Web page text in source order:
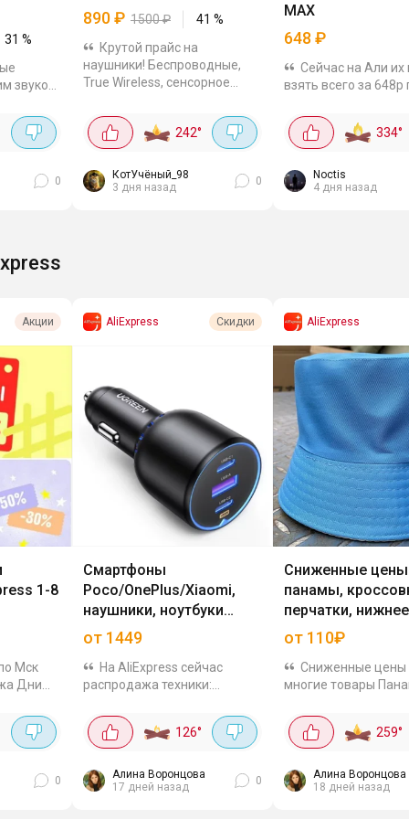
31 %
звуком,
с
фишка
0
890₽ 1500₽ 41 %
Крутой прайс на
наушники! Беспроводные,
True Wireless, сенсорное
пота и дождя не боятся.
Работают 9 часов, с чехлом
40 часов. 10-мм драйверы,
частоты...
242°
КотУчёный_98
3 дня назад
0
MAX
648 ₽
Сейчас на Али
взять всего за 648р
и с купоном на 72р.
наушники с
перевода речи.
Поддерживают 144...
334°
Noctis
4 дня назад
Акции
1-8
Мск
Дни
0
AliExpress Скидки
Смартфоны
Poco/OnePlus/Xiaomi,
наушники, ноутбуки
(внутри подборка)
от 1449
На AliExpress сейчас
распродажа техники:
наушники, зарядки и даже
3D-принтеры. Скидки по
большой. Смотреть все
товары в...
126°
Алина Воронцова
17 дней назад
0
AliExpress
Сниженные цены
панамы,
перчатки,
и другие товары
от 110₽
Сниженные цены
многие товары
Лёгкая, дышащая,
от солнца –
путешествий.
259°
Алина Воронцова
18 дней назад